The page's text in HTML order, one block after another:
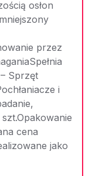
osłon
przez
Sprzęt
i
cena
jako